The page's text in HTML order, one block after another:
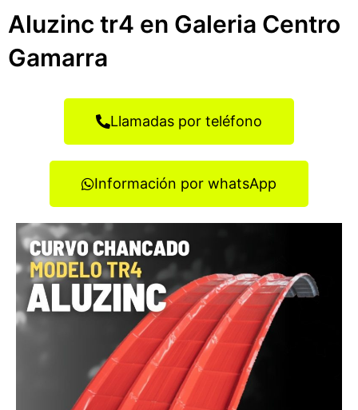
Aluzinc tr4 en Galeria Centro
Gamarra
Llamadas por teléfono
Información por whatsApp